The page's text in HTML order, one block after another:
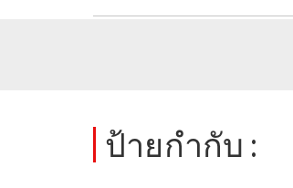
ป้ายกำกับ :